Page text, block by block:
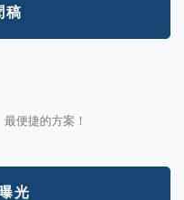
稿
便捷的方案！
光